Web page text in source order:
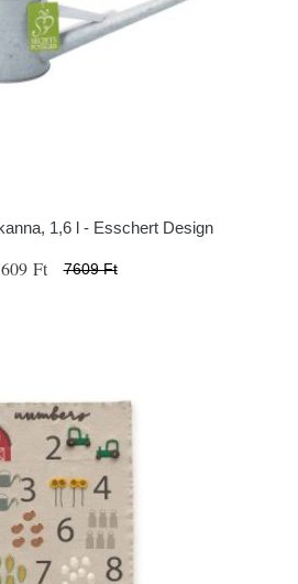
1,6 l - Esschert Design
Ft 7609 Ft